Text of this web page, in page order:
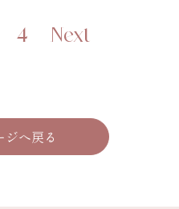
4 Next
ジへ戻る